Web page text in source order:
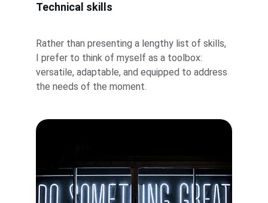
Technical skills
Rather than presenting a lengthy list of skills,
I prefer to think of myself as a toolbox:
versatile, adaptable, and equipped to address
the needs of the moment.